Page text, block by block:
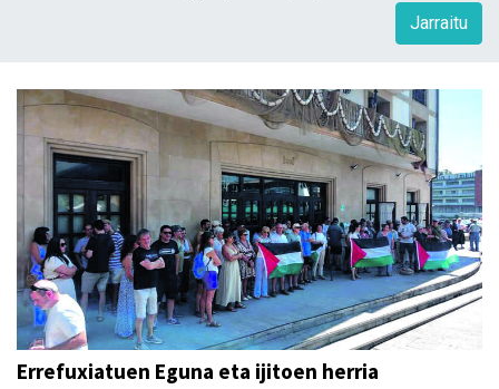
Jarraitu
Errefuxiatuen Eguna eta ijitoen herria